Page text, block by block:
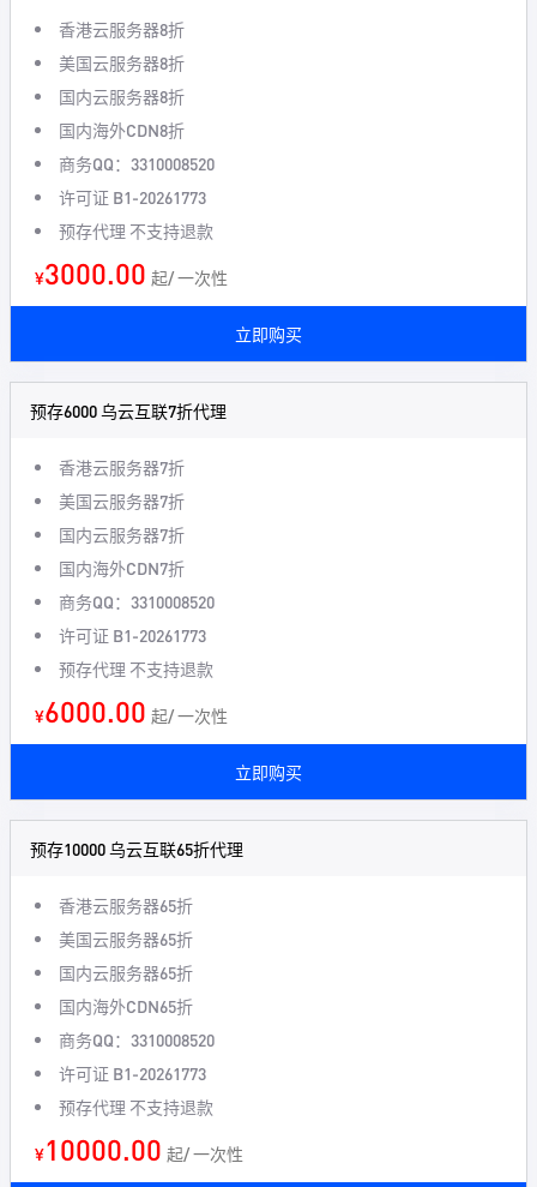
香港云服务器8折
美国云服务器8折
国内云服务器8折
国内海外CDN8折
商务QQ：3310008520
许可证 B1-20261773
预存代理 不支持退款
¥3000.00 起/ 一次性
立即购买
预存6000 乌云互联7折代理
香港云服务器7折
美国云服务器7折
国内云服务器7折
国内海外CDN7折
商务QQ：3310008520
许可证 B1-20261773
预存代理 不支持退款
¥6000.00 起/ 一次性
立即购买
预存10000 乌云互联65折代理
香港云服务器65折
美国云服务器65折
国内云服务器65折
国内海外CDN65折
商务QQ：3310008520
许可证 B1-20261773
预存代理 不支持退款
¥10000.00 起/ 一次性